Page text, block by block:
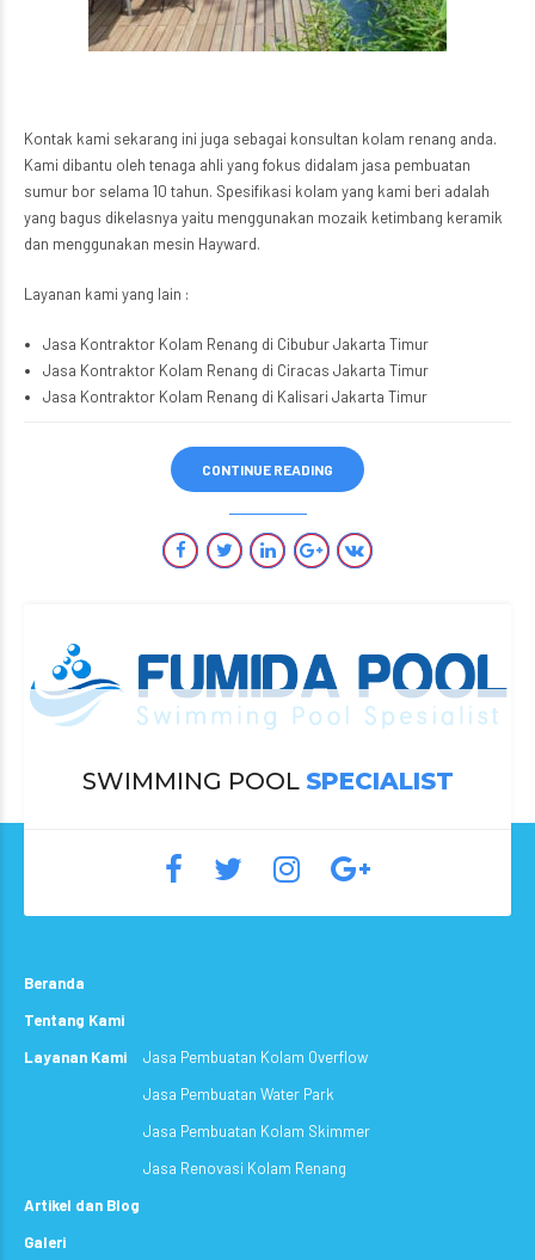
Kontak kami sekarang ini juga sebagai konsultan kolam renang anda.
Kami dibantu oleh tenaga ahli yang fokus didalam jasa pembuatan
sumur bor selama 10 tahun. Spesifikasi kolam yang kami beri adalah
yang bagus dikelasnya yaitu menggunakan mozaik ketimbang keramik
dan menggunakan mesin Hayward.
Layanan kami yang lain :
Jasa Kontraktor Kolam Renang di Cibubur Jakarta Timur
Jasa Kontraktor Kolam Renang di Ciracas Jakarta Timur
Jasa Kontraktor Kolam Renang di Kalisari Jakarta Timur
CONTINUE READING
SWIMMING POOL SPECIALIST
Beranda
Tentang Kami
Layanan Kami
Jasa Pembuatan Kolam Overflow
Jasa Pembuatan Water Park
Jasa Pembuatan Kolam Skimmer
Jasa Renovasi Kolam Renang
Artikel dan Blog
Galeri